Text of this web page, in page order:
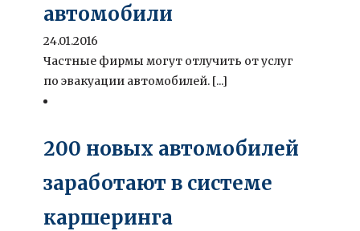
автомобили
24.01.2016
Частные фирмы могут отлучить от услуг
по эвакуации автомобилей. [...]
200 новых автомобилей
заработают в системе
каршеринга